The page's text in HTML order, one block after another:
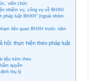
viên chức
nhiệm vụ, công vụ về BHXH
pháp luật BHXH” (ngoài nhóm
liên quan BHXH trước năm
hội: thực hiện theo pháp luật
liệu kèm theo
quyền
thụ lý